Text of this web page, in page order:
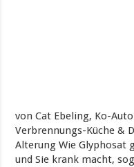
von Cat Ebeling, Ko-
Verbrennungs-Küche &
Alterung Wie Glyphosat
und Sie krank macht,